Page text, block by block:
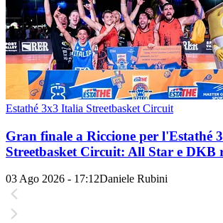
Estathé 3x3 Italia Streetbasket Circuit
Gran finale a Riccione per l'Estathé
Streetbasket Circuit: All Star e DKB
03 Ago 2026 - 17:12Daniele Rubini